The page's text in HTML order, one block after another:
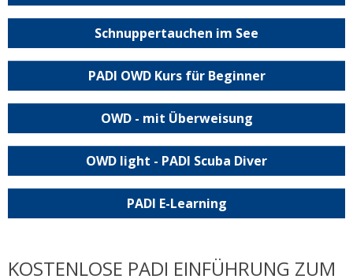
Schnuppertauchen im See
PADI OWD Kurs für Beginner
OWD - mit Überweisung
OWD light - PADI Scuba Diver
PADI E-Learning
KOSTENLOSE PADI EINFÜHRUNG ZUM